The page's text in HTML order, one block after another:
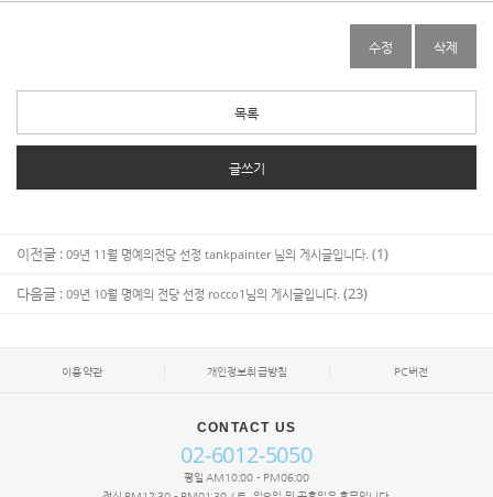
수정 삭제
목록
글쓰기
이전글 : 09년 11월 명예의전당 선정 tankpainter 님의 게시글입니다. (1)
다음글 : 09년 10월 명예의 전당 선정 rocco1님의 게시글입니다. (23)
이용약관 개인정보취급방침 PC버전
CONTACT US
02-6012-5050
평일 AM10:00 - PM06:00